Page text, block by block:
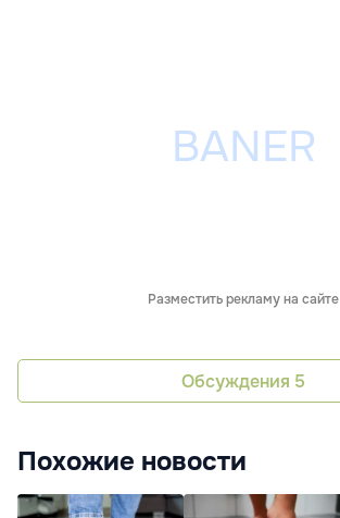
Разместить рекламу на сайте
Обсуждения 5
Похожие новости